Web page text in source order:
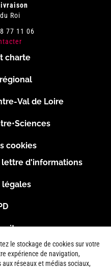
Roi
77 11 06
charte
Val de Loire
cookies
lettre d'informations
légales
site
le stockage de cookies sur votre
expérience de navigation,
réseaux et médias sociaux,